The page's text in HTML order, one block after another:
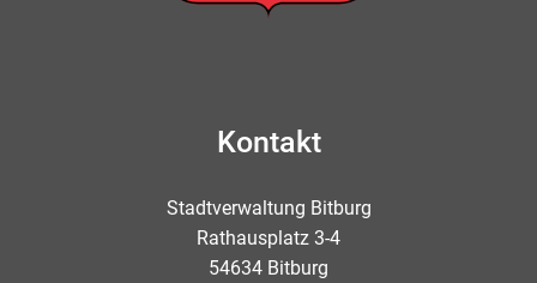
Kontakt
Stadtverwaltung Bitburg
Rathausplatz 3-4
54634 Bitburg